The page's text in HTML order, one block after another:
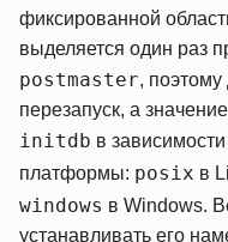
фиксированной
выделяется один раз
postmaster, поэтому
перезапуск, а
initdb в
платформы: posix в
windows в Windows.
устанавливать его